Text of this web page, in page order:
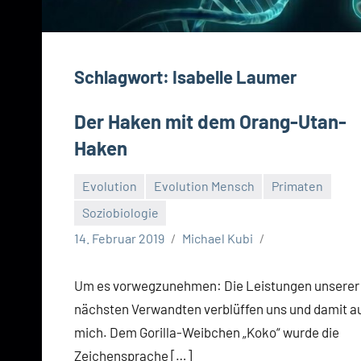
Schlagwort: Isabelle Laumer
Der Haken mit dem Orang-Utan-
Haken
Evolution Evolution Mensch
Primaten
Soziobiologie
14. Februar 2019
Michael Kubi
Um es vorwegzunehmen: Die Leistungen unserer
nächsten Verwandten verblüffen uns und damit
mich. Dem Gorilla-Weibchen „Koko“ wurde die
Zeichensprache […]